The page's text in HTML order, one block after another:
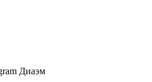
Диаэм